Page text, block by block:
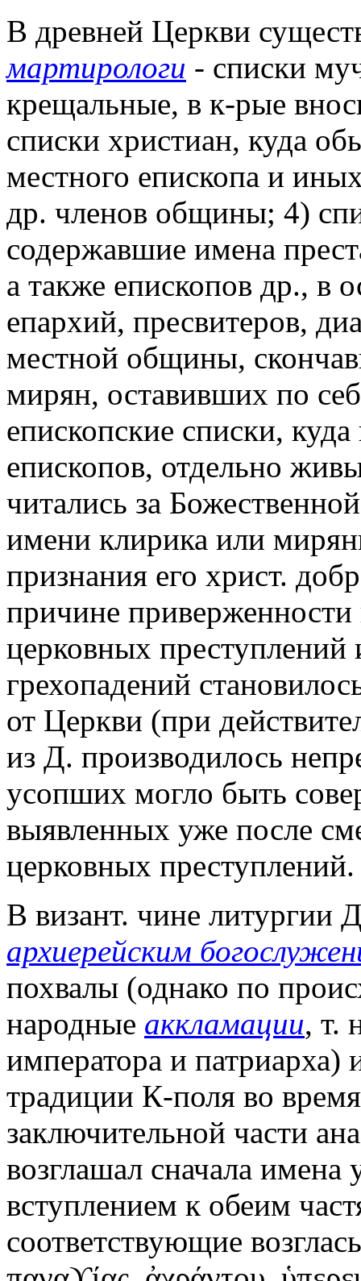
В древней Церкви
мартирологи - списки
крещальные, в к-рые
списки христиан, куда
местного епископа и
др. членов общины; 4)
содержавшие имена
а также епископов др., в
епархий, пресвитеров,
местной общины,
мирян, оставивших по
епископские списки,
епископов, отдельно
читались за
имени клирика или
признания его христ.
причине приверженности
церковных
грехопадений
от Церкви (при
из Д. производилось
усопших могло быть
выявленных уже после
церковных преступлений.
В визант. чине литургии
архиерейским
похвалы (однако по
народные аккламации, т.
императора и патриарха)
традиции К-поля во
заключительной части
возглашал сначала
вступлением к обеим
соответствующие